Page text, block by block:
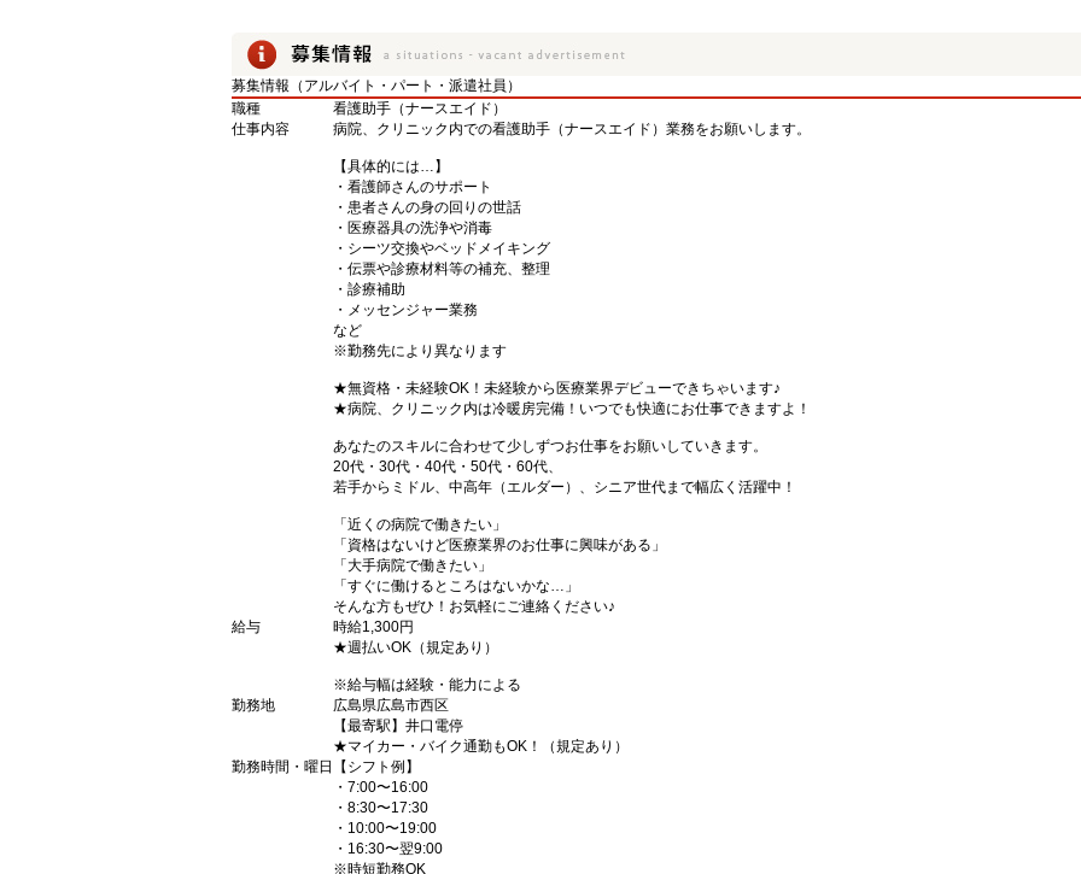
募集情報（アルバイト・パート・派遣社員）
職種
看護助手（ナースエイド）
仕事内容
病院、クリニック内での看護助手（ナースエイド）業務をお願いします。
【具体的には…】
・看護師さんのサポート
・患者さんの身の回りの世話
・医療器具の洗浄や消毒
・シーツ交換やベッドメイキング
・伝票や診療材料等の補充、整理
・診療補助
・メッセンジャー業務
など
※勤務先により異なります
★無資格・未経験OK！未経験から医療業界デビューできちゃいます♪
★病院、クリニック内は冷暖房完備！いつでも快適にお仕事できますよ！
あなたのスキルに合わせて少しずつお仕事をお願いしていきます。
20代・30代・40代・50代・60代、
若手からミドル、中高年（エルダー）、シニア世代まで幅広く活躍中！
「近くの病院で働きたい」
「資格はないけど医療業界のお仕事に興味がある」
「大手病院で働きたい」
「すぐに働けるところはないかな…」
そんな方もぜひ！お気軽にご連絡ください♪
給与
時給1,300円
★週払いOK（規定あり）
※給与幅は経験・能力による
勤務地
広島県広島市西区
【最寄駅】井口電停
★マイカー・バイク通勤もOK！（規定あり）
勤務時間・曜日
【シフト例】
・7:00〜16:00
・8:30〜17:30
・10:00〜19:00
・16:30〜翌9:00
※時短勤務OK